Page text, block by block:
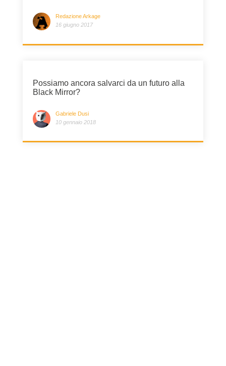
Redazione Arkage
16 giugno 2017
Possiamo ancora salvarci da un futuro alla
Black Mirror?
Gabriele Dusi
10 gennaio 2018